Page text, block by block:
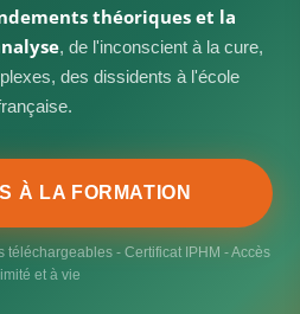
théoriques et la
, de l'inconscient à la cure,
des dissidents à l'école
À LA FORMATION
téléchargeables - Certificat IPHM - Accès
et à vie